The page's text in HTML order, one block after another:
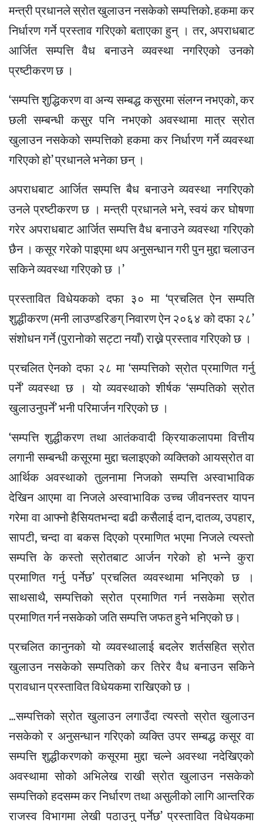
मन्त्री प्रधानले स्रोत खुलाउन नसकेको सम्पत्तिको. हकमा कर
निर्धारण गर्ने प्रस्ताव गरिएको बताएका हुन् । तर, अपराधबाट
आर्जित सम्पत्ति वैध बनाउने व्यवस्था नगरिएको उनको
प्रष्टीकरण छ ।
‘सम्पत्ति शुद्धिकरण वा अन्य सम्बद्ध कसुरमा संलग्न नभएको, कर
छली सम्बन्धी कसुर पनि नभएको अवस्थामा मात्र स्रोत
खुलाउन नसकेको सम्पत्तिको हकमा कर निर्धारण गर्ने व्यवस्था
गरिएको हो’ प्रधानले भनेका छन् ।
अपराधबाट आर्जित सम्पत्ति बैध बनाउने व्यवस्था नगरिएको
उनले प्रष्टीकरण छ । मन्त्री प्रधानले भने, स्वयं कर घोषणा
गरेर अपराधबाट आर्जित सम्पत्ति वैध बनाउने व्यवस्था गरिएको
छैन । कसूर गरेको पाइएमा थप अनुसन्धान गरी पुन मुद्दा चलाउन
सकिने व्यवस्था गरिएको छ ।’
प्रस्तावित विधेयकको दफा ३० मा ‘प्रचलित ऐन सम्पति
शुद्धीकरण (मनी लाउण्डरिङग् निवारण ऐन २०६४ को दफा २८’
संशोधन गर्ने (पुरानोको सट्टा नयाँ) राख्ने प्रस्ताव गरिएको छ ।
प्रचलित ऐनको दफा २८ मा ‘सम्पत्तिको स्रोत प्रमाणित गर्नु
पर्ने’ व्यवस्था छ । यो व्यवस्थाको शीर्षक ‘सम्पतिको स्रोत
खुलाउनुपर्ने’ भनी परिमार्जन गरिएको छ ।
‘सम्पत्ति शुद्धीकरण तथा आतंकवादी क्रियाकलापमा वित्तीय
लगानी सम्बन्धी कसूरमा मुद्दा चलाइएको व्यक्तिको आयस्रोत वा
आर्थिक अवस्थाको तुलनामा निजको सम्पत्ति अस्वाभाविक
देखिन आएमा वा निजले अस्वाभाविक उच्च जीवनस्तर यापन
गरेमा वा आफ्नो हैसियतभन्दा बढी कसैलाई दान, दातव्य, उपहार,
सापटी, चन्दा वा बकस दिएको प्रमाणित भएमा निजले त्यस्तो
सम्पत्ति के कस्तो स्रोतबाट आर्जन गरेको हो भन्ने कुरा
प्रमाणित गर्नु पर्नेछ’ प्रचलित व्यवस्थामा भनिएको छ ।
साथसाथै, सम्पत्तिको स्रोत प्रमाणित गर्न नसकेमा स्रोत
प्रमाणित गर्न नसकेको जति सम्पत्ति जफत हुने भनिएको छ।
प्रचलित कानुनको यो व्यवस्थालाई बदलेर शर्तसहित स्रोत
खुलाउन नसकेको सम्पतिको कर तिरेर वैध बनाउन सकिने
प्रावधान प्रस्तावित विधेयकमा राखिएको छ ।
…सम्पत्तिको स्रोत खुलाउन लगाउँदा त्यस्तो स्रोत खुलाउन
नसकेको र अनुसन्धान गरिएको व्यक्ति उपर सम्बद्ध कसूर वा
सम्पत्ति शुद्धीकरणको कसूरमा मुद्दा चल्ने अवस्था नदेखिएको
अवस्थामा सोको अभिलेख राखी स्रोत खुलाउन नसकेको
सम्पत्तिको हदसम्म कर निर्धारण तथा असुलीको लागि आन्तरिक
राजस्व विभागमा लेखी पठाउनु पर्नेछ’ प्रस्तावित विधेयकमा